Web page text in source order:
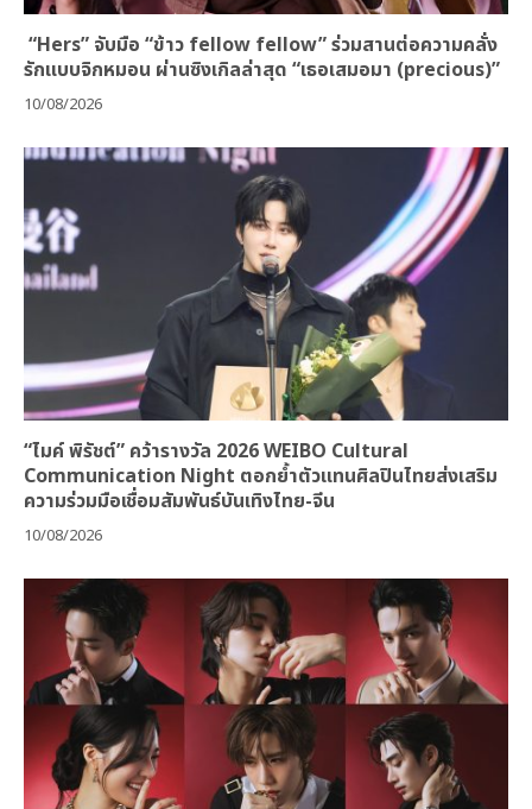
“Hers” จับมือ “ข้าว fellow fellow” ร่วมสานต่อความคลั่ง
รักแบบจิกหมอน ผ่านซิงเกิลล่าสุด “เธอเสมอมา (precious)”
10/08/2026
“ไมค์ พิรัชต์” คว้ารางวัล 2026 WEIBO Cultural
Communication Night ตอกย้ำตัวแทนศิลปินไทยส่งเสริม
ความร่วมมือเชื่อมสัมพันธ์บันเทิงไทย-จีน
10/08/2026